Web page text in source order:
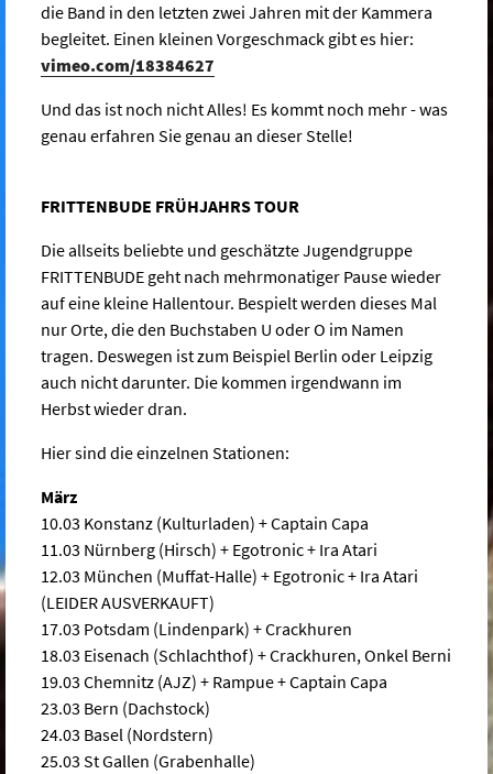
die Band in den letzten zwei Jahren mit der Kammera
begleitet. Einen kleinen Vorgeschmack gibt es hier:
vimeo.com/18384627
Und das ist noch nicht Alles! Es kommt noch mehr - was
genau erfahren Sie genau an dieser Stelle!
FRITTENBUDE FRÜHJAHRS TOUR
Die allseits beliebte und geschätzte Jugendgruppe
FRITTENBUDE geht nach mehrmonatiger Pause wieder
auf eine kleine Hallentour. Bespielt werden dieses Mal
nur Orte, die den Buchstaben U oder O im Namen
tragen. Deswegen ist zum Beispiel Berlin oder Leipzig
auch nicht darunter. Die kommen irgendwann im
Herbst wieder dran.
Hier sind die einzelnen Stationen:
März
10.03 Konstanz (Kulturladen) + Captain Capa
11.03 Nürnberg (Hirsch) + Egotronic + Ira Atari
12.03 München (Muffat-Halle) + Egotronic + Ira Atari
(LEIDER AUSVERKAUFT)
17.03 Potsdam (Lindenpark) + Crackhuren
18.03 Eisenach (Schlachthof) + Crackhuren, Onkel Berni
19.03 Chemnitz (AJZ) + Rampue + Captain Capa
23.03 Bern (Dachstock)
24.03 Basel (Nordstern)
25.03 St Gallen (Grabenhalle)